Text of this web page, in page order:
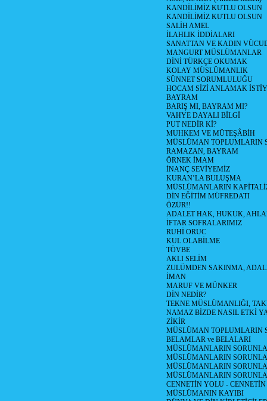
KANDİLİMİZ KUTLU OLSUN
KANDİLİMİZ KUTLU OLSUN
SALİH AMEL
İLAHLIK İDDİALARI
SANATTAN VE KADIN
MANGURT MÜSLÜMANLAR
DİNİ TÜRKÇE OKUMAK
KOLAY MÜSLÜMANLIK
SÜNNET SORUMLULUĞU
HOCAM SİZİ ANLAMAK
BAYRAM
BARIŞ MI, BAYRAM MI?
VAHYE DAYALI BİLGİ
PUT NEDİR Kİ?
MUHKEM VE MÜTEŞÂBİH
MÜSLÜMAN TOPLUMLARIN
RAMAZAN, BAYRAM
ÖRNEK İMAM
İNANÇ SEVİYEMİZ
KURAN’LA BULUŞMA
MÜSLÜMANLARIN
DİN EĞİTİM MÜFREDATI
ÖZÜR!!
ADALET HAK, HUKUK,
İFTAR SOFRALARIMIZ
RUHİ ORUC
KUL OLABİLME
TÖVBE
AKLI SELİM
ZULÜMDEN SAKINMA,
İMAN
MARUF VE MÜNKER
DİN NEDİR?
TEKNE MÜSLÜMANLIĞI,
NAMAZ BİZDE NASIL ETKİ
ZİKİR
MÜSLÜMAN TOPLUMLARIN
BELAMLAR ve BELALARI
MÜSLÜMANLARIN
MÜSLÜMANLARIN
MÜSLÜMANLARIN
MÜSLÜMANLARIN
CENNETİN YOLU -
MÜSLÜMANIN KAYIBI